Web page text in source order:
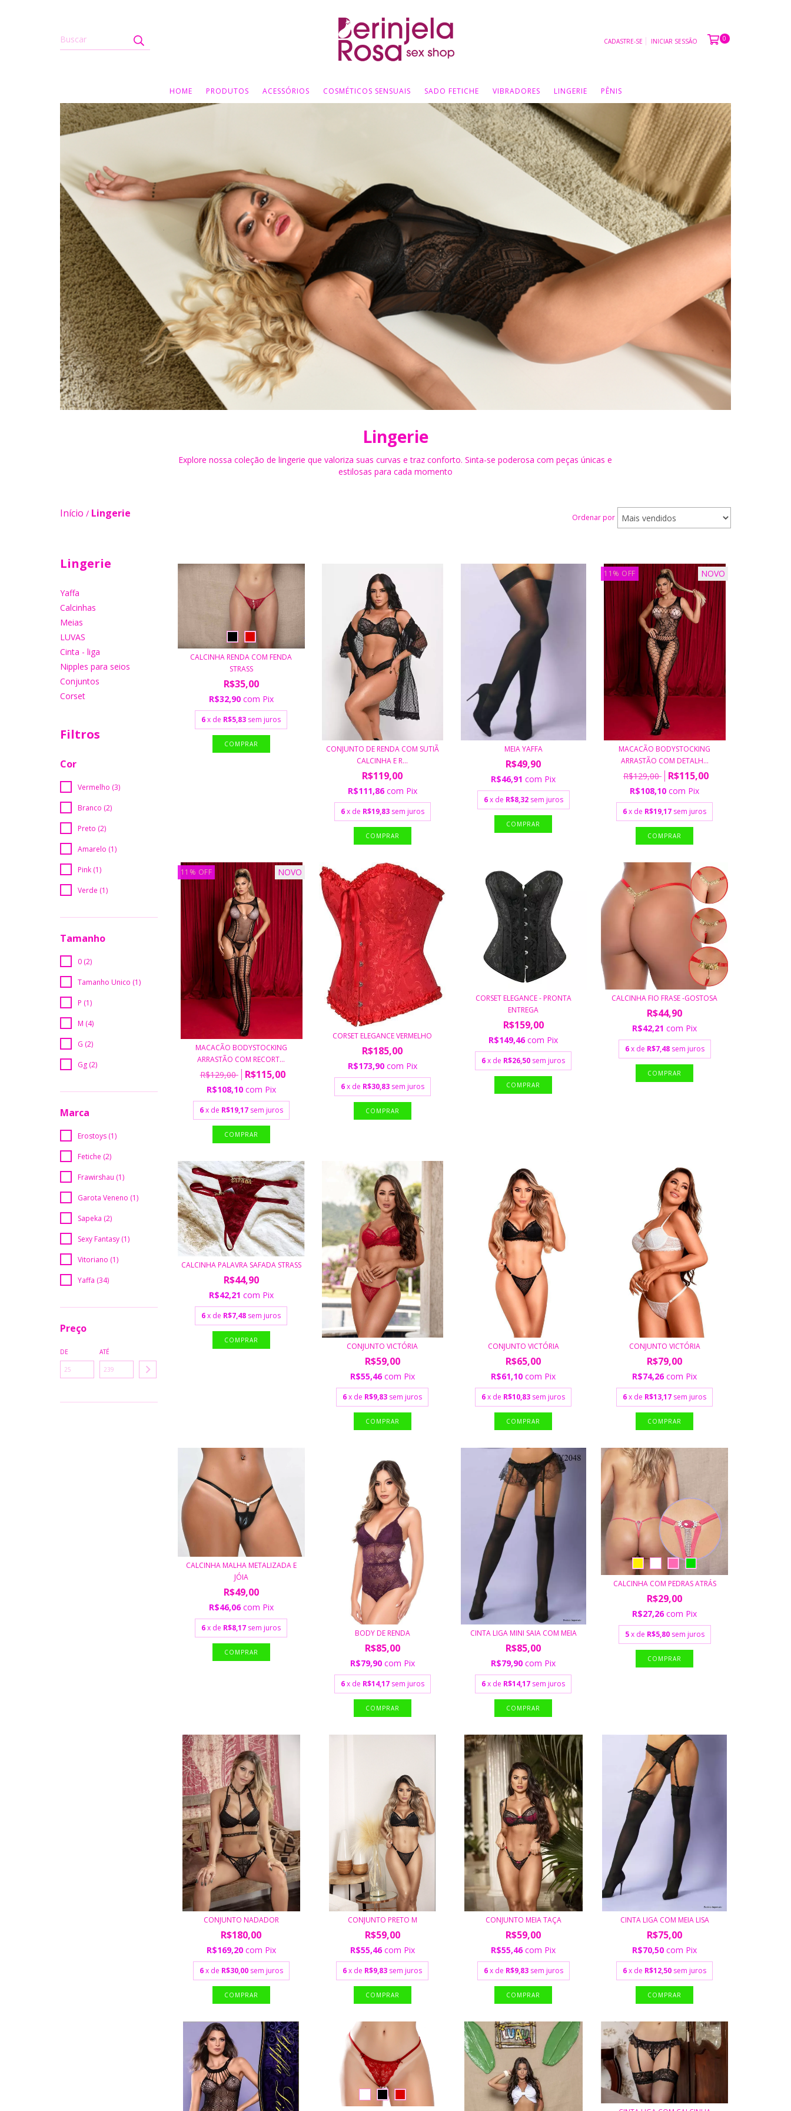
CADASTRE-SE INICIAR SESSÃO 0
HOME PRODUTOS ACESSÓRIOS COSMÉTICOS SENSUAIS SADO FETICHE VIBRADORES LINGERIE PÊNIS
Lingerie
Explore nossa coleção de lingerie que valoriza suas curvas e traz conforto. Sinta-se poderosa com peças únicas e
estilosas para cada momento
Início / Lingerie Ordenar por
Lingerie
Yaffa
Calcinhas
Meias
LUVAS
Cinta - liga
Nipples para seios
Conjuntos
Corset
Filtros
Cor
Vermelho (3)
Branco (2)
Preto (2)
Amarelo (1)
Pink (1)
Verde (1)
Tamanho
0 (2)
Tamanho Unico (1)
P (1)
M (4)
G (2)
Gg (2)
Marca
Erostoys (1)
Fetiche (2)
Frawirshau (1)
Garota Veneno (1)
Sapeka (2)
Sexy Fantasy (1)
Vitoriano (1)
Yaffa (34)
Preço
DE ATÉ
CALCINHA RENDA COM FENDA
STRASS
R$35,00
R$32,90 com Pix
6x de R$5,83 sem juros
COMPRAR
CONJUNTO DE RENDA COM SUTIÃ
CALCINHA E R...
R$119,00
R$111,86com Pix
6 x de R$19,83 sem juros
COMPRAR
MEIA YAFFA
R$49,90
R$46,91com Pix
6x de R$8,32 sem juros
11 % OFF NOVO
MACACÃO BODYSTOCKING
ARRASTÃO COM DETALH...
R$129,00 R$115,00
R$108,10com Pix
6x de R$19,17 sem juros
11 % OFF NOVO
MACACÃO BODYSTOCKING
ARRASTÃO COM RECORT...
R$129,00 R$115,00
R$108,10 com Pix
6x de R$19,17 sem juros
CORSET ELEGANCE VERMELHO
R$185,00
R$173,90 com Pix
6 x de R$30,83 sem juros
CORSET ELEGANCE - PRONTA
ENTREGA
R$159,00
R$149,46com Pix
6x de R$26,50 sem juros
CALCINHA FIO FRASE -GOSTOSA
R$44,90
R$42,21com Pix
6 x de R$7,48 sem juros
CALCINHA PALAVRA SAFADA STRASS
R$44,90
R$42,21 com Pix
6x de R$7,48 sem juros
CONJUNTO VICTÓRIA
R$59,00
R$55,46com Pix
6x de R$9,83 sem juros
COMPRAR
CONJUNTO VICTÓRIA
R$65,00
R$61,10com Pix
6x de R$10,83 sem juros
COMPRAR
CONJUNTO VICTÓRIA
R$79,00
R$74,26com Pix
6x de R$13,17 sem juros
COMPRAR
CALCINHA MALHA METALIZADA E
JÓIA
R$49,00
R$46,06com Pix
6x de R$8,17 sem juros
BODY DE RENDA
R$85,00
R$79,90 com Pix
6 x de R$14,17 sem juros
CINTA LIGA MINI SAIA COM MEIA
R$85,00
R$79,90com Pix
6x de R$14,17 sem juros
CALCINHA COM PEDRAS ATRÁS
R$29,00
R$27,26com Pix
5 x de R$5,80 sem juros
COMPRAR
CONJUNTO NADADOR
R$180,00
R$169,20 com Pix
6x de R$30,00 sem juros
COMPRAR
CONJUNTO PRETO M
R$59,00
R$55,46com Pix
6x de R$9,83 sem juros
COMPRAR
CONJUNTO MEIA TAÇA
R$59,00
R$55,46com Pix
6x de R$9,83 sem juros
COMPRAR
CINTA LIGA COM MEIA LISA
R$75,00
R$70,50com Pix
6x de R$12,50 sem juros